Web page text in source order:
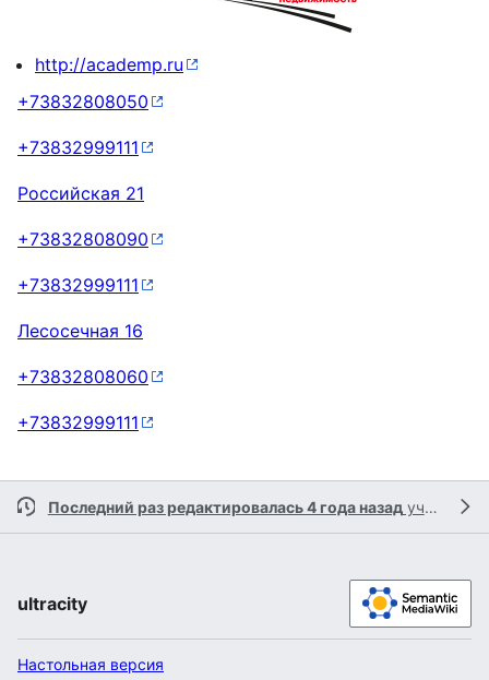
http://academp.ru
+73832808050
+73832999111
Российская 21
+73832808090
+73832999111
Лесосечная 16
+73832808060
+73832999111
Последний раз редактировалась 4 года назадучастником
ultracity
Настольная версия